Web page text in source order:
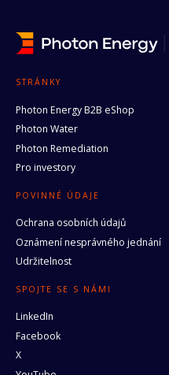
STRÁNKY
Photon Energy B2B eShop
Photon Water
Photon Remediation
Pro investory
POVINNÉ ÚDAJE
Ochrana osobních údajů
Oznámení nesprávného jednání
Udržitelnost
SPOJTE SE S NÁMI
LinkedIn
Facebook
X